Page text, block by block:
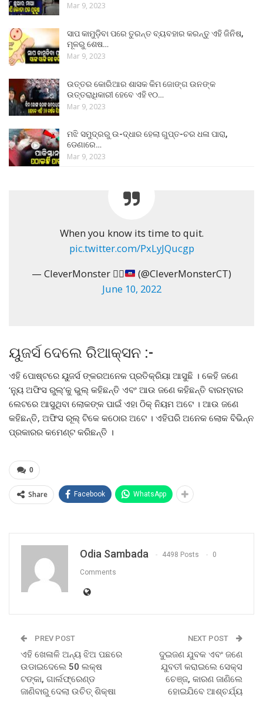
Mar 9, 2023
ସାପ କାମୁଡ଼ିବା ପରେ ତୁରନ୍ତ ବ୍ୟବହାର କରନ୍ତୁ ଏହି ଜିନିଷ,
ମୂଳରୁ ଶେଷ…
Mar 9, 2023
ଉତ୍ତର କୋରିଆର ଶାସକ କିମ ଜୋଙ୍ଗ ଉନଙ୍କ
ଉତ୍ତରାଧିକାରୀ ହେବେ ଏହି ୧୦…
Mar 9, 2023
ମଝି ସମୁଦ୍ରରୁ ଉ-ଦ୍ଧାର ହେଲା ଗୁପ୍ତ-ଚର ଧଳା ପାରା,
ଡେଣାରେ…
Mar 9, 2023
When you know its time to quit.
pic.twitter.com/PxLyJQucgp
— CleverMonster ✊🏿
(@CleverMonsterCT)
June 10, 2022
ୟୁଜର୍ସ ଦେଲେ ରିଆକ୍ସନ :-
ଏହି ପୋଷ୍ଟରେ ୟୁଜର୍ସ ଙ୍କରଅନେକ ପ୍ରତିକ୍ରିୟା ଆସୁଛି । କେହି ଜଣେ
‘ନ୍ୟୁ ଅଫିସ ରୁଲ୍’କୁ ଭୁଲ୍ କହିଛନ୍ତି ଏବଂ ଆଉ ଜଣେ କହିଛନ୍ତି ବାରମ୍ବାର
ଲେଟରେ ଆସୁଥିବା ଲୋକଙ୍କ ପାଇଁ ଏହା ଠିକ୍ ନିୟମ ଅଟେ । ଆଉ ଜଣେ
କହିଛନ୍ତି, ଅଫିସ ରୂଲ୍ ଟିକେ କଠୋର ଅଟେ । ଏହିପରି ଅନେକ ଲୋକ ବିଭିନ୍ନ
ପ୍ରକାରର କମେଣ୍ଟ କରିଛନ୍ତି ।
0
Share Facebook WhatsApp
Odia Sambada 4498 Posts 0
Comments
PREV POST
ଏହି ଖେଳାଳି ଅନ୍ୟ ଝିଅ ପଛରେ
ଉଡାଇଦେଲେ 50 ଲକ୍ଷ
ଟଙ୍କା, ଗାର୍ଲଫ୍ରେଣ୍ଡ
ଜାଣିବାରୁ ଦେଲା ଉଚିତ୍ ଶିକ୍ଷା
NEXT POST
ଦୁଇଜଣ ଯୁବକ ଏବଂ ଜଣେ
ଯୁବତୀ କରାଇଲେ ସେକ୍ସ
ଚେଞ୍ଜ, କାରଣ ଜାଣିଲେ
ହୋଇଯିବେ ଆଶ୍ଚର୍ଯ୍ୟ